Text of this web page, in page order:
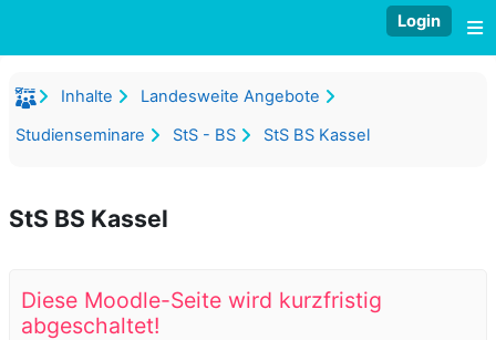
Login
Inhalte
Landesweite Angebote
Studienseminare
StS - BS StS BS Kassel
StS BS Kassel
Diese Moodle-Seite wird kurzfristig
abgeschaltet!